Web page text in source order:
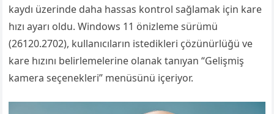
kaydı üzerinde daha hassas kontrol sağlamak için kare
hızı ayarı oldu. Windows 11 önizleme sürümü
(26120.2702), kullanıcıların istedikleri çözünürlüğü ve
kare hızını belirlemelerine olanak tanıyan “Gelişmiş
kamera seçenekleri” menüsünü içeriyor.